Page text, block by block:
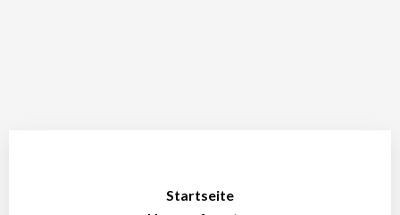
Startseite